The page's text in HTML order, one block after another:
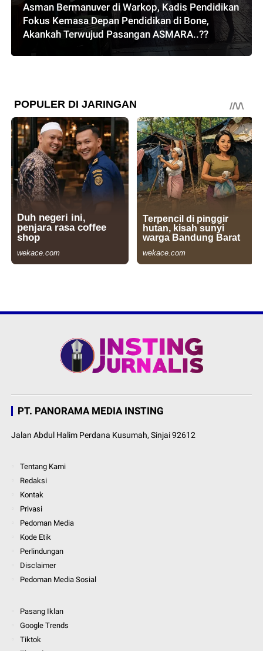
Asman Bermanuver di Warkop, Kadis Pendidikan
Fokus Kemasa Depan Pendidikan di Bone,
Akankah Terwujud Pasangan ASMARA..??
PT. PANORAMA MEDIA INSTING
Jalan Abdul Halim Perdana Kusumah, Sinjai 92612
Tentang Kami
Redaksi
Kontak
Privasi
Pedoman Media
Kode Etik
Perlindungan
Disclaimer
Pedoman Media Sosial
Pasang Iklan
Google Trends
Tiktok